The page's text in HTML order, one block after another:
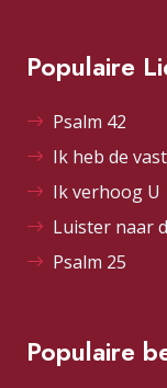
Populaire
Psalm 42
Ik heb de
Ik verhoog U
Luister naar
Psalm 25
Populaire